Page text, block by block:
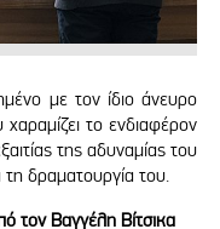
με τον ίδιο άνευρο
το ενδιαφέρον
της αδυναμίας του
δραματουργία του.
τον Βαγγέλη Βίτσικα